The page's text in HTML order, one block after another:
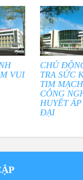
VUI
CHỦ
TRA SỨC
TIM
CÔNG
HUYẾT
ĐẠI